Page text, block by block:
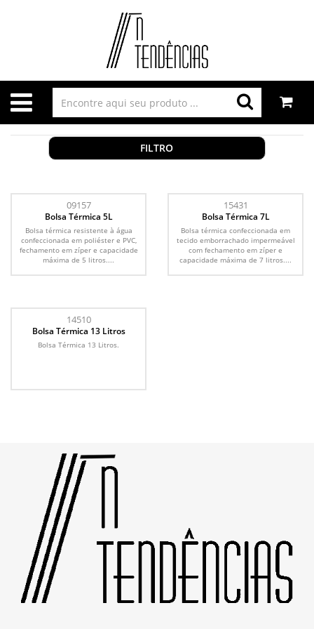
FILTRO
09157
Bolsa Térmica 5L
Bolsa térmica resistente à água
confeccionada em poliéster e PVC,
fechamento em zíper e capacidade
máxima de 5 litros....
15431
Bolsa Térmica 7L
Bolsa térmica confeccionada em
tecido emborrachado impermeável
com fechamento em zíper e
capacidade máxima de 7 litros....
14510
Bolsa Térmica 13 Litros
Bolsa Térmica 13 Litros.